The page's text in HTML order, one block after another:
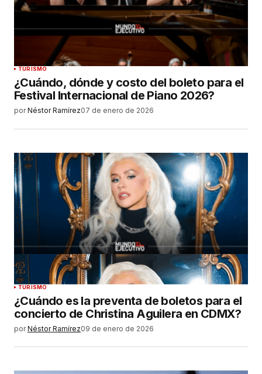
TURISMO
¿Cuándo, dónde y costo del boleto para el
Festival Internacional de Piano 2026?
por Néstor Ramírez07 de enero de 2026
TURISMO
¿Cuándo es la preventa de boletos para el
concierto de Christina Aguilera en CDMX?
por Néstor Ramírez09 de enero de 2026